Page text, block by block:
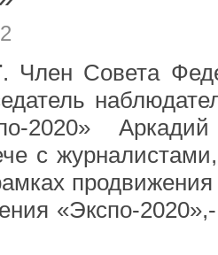
. Член Совета
2020»
с
продвижения
«Экспо-